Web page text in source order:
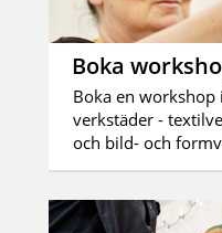
Boka
Boka en
verkstäder -
och bild- och